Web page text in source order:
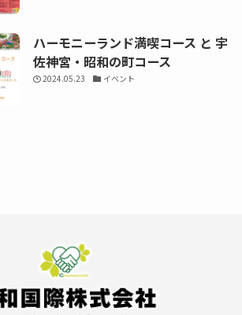
ハーモニーランド満喫コース と 宇
佐神宮・昭和の町コース
2024.05.23 イベント